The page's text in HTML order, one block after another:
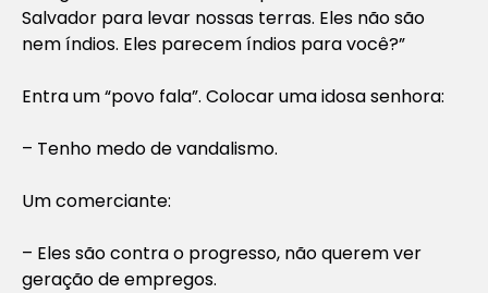
Salvador para levar nossas terras. Eles não são
nem índios. Eles parecem índios para você?”
Entra um “povo fala”. Colocar uma idosa senhora:
– Tenho medo de vandalismo.
Um comerciante:
– Eles são contra o progresso, não querem ver
geração de empregos.